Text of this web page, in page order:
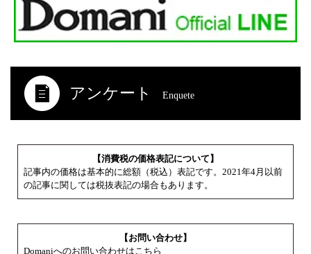
アンケート Enquete
【消費税の価格表記について】
記事内の価格は基本的に総額（税込）表記です。2021年4月以前
の記事に関しては税抜表記の場合もあります。
【お問い合わせ】
Domaniへのお問い合わせはこちら